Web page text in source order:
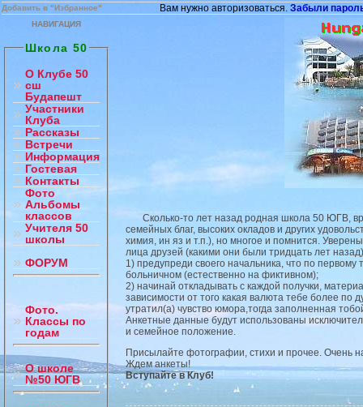
Добавить в "Избранное" Вам нужно авторизоваться. Забыли
НАВИГАЦИЯ
Школа 50
О Клубе 50
сш
Будапешт
Участники
Клуба
Рассказы
Встречи
Информация
Гостевая
Контакты
Фото
Альбомы
классов
Учителя 50
школы
ФОРУМ
Фото.
Классы по
годам
О школе
№50 ЮГВ
Сколько-то лет назад родная школа 50 ЮГВ,
семейных благ, высоких окладов и других
химия, ин яз и т.п.), но многое и помнится.
лица друзей (какими они были тридцать лет
1) предупреди своего начальника, что по
больничном (естественно на фиктивном);
2) начинай откладывать с каждой получки,
зависимости от того какая валюта тебе более по
утратил(а) чувство юмора,тогда заполненная
Анкетные данные будут использованы
и семейное положение.
Присылайте фотографии, стихи и прочее. Очень
Ждем анкеты!
Вступайте в Клуб!